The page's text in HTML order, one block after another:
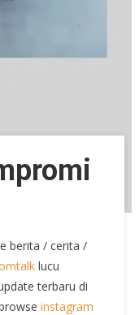
berita / cerita /
lucu
terbaru di
instagram